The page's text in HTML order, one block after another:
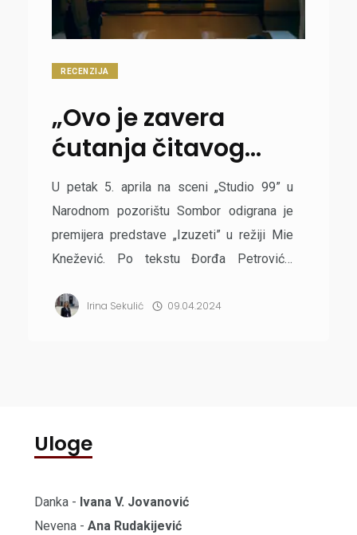
RECENZIJA
„Ovo je zavera
ćutanja čitavog
društva”
U petak 5. aprila na sceni „Studio 99” u
Narodnom pozorištu Sombor odigrana je
premijera predstave „Izuzeti” u režiji Mie
Knežević. Po tekstu Đorđa Petrovića,
savremenu temu, kojoj je cilj da iskreno
Irina Sekulić 09.04.2024
Uloge
Danka - Ivana V. Jovanović
Nevena - Ana Rudakijević